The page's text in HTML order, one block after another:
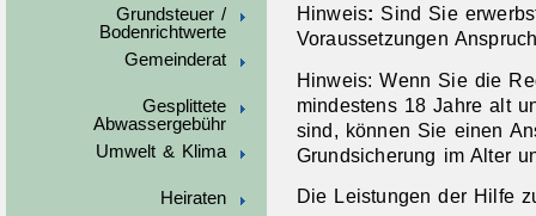
Grundsteuer /
Bodenrichtwerte
Gemeinderat
Gesplittete
Abwassergebühr
Umwelt & Klima
Heiraten
Hinweis: Sind Sie
Voraussetzungen
Hinweis: Wenn Sie die
mindestens 18 Jahre alt
sind, können Sie einen
Grundsicherung im Alter
Die Leistungen der Hilfe